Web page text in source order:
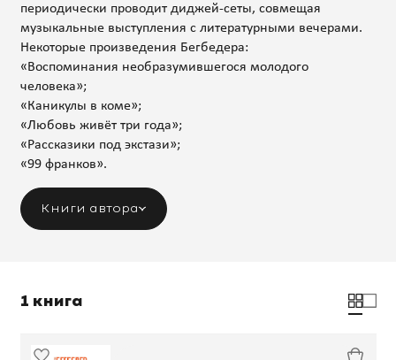
периодически проводит диджей-сеты, совмещая
музыкальные выступления с литературными вечерами.
Некоторые произведения Бегбедера:
«Воспоминания необразумившегося молодого
человека»;
«Каникулы в коме»;
«Любовь живёт три года»;
«Рассказики под экстази»;
«99 франков».
Книги автора
1 книга